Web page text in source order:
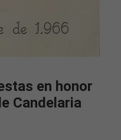
en honor
Candelaria